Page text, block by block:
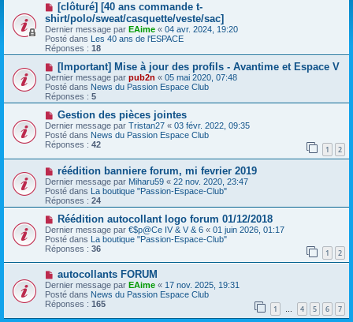
[clôturé] [40 ans commande t-
shirt/polo/sweat/casquette/veste/sac]
Dernier message par EAime « 04 avr. 2024, 19:20
Posté dans Les 40 ans de l'ESPACE
Réponses : 18
[Important] Mise à jour des profils - Avantime et Espace V
Dernier message par pub2n « 05 mai 2020, 07:48
Posté dans News du Passion Espace Club
Réponses : 5
Gestion des pièces jointes
Dernier message par Tristan27 « 03 févr. 2022, 09:35
Posté dans News du Passion Espace Club
Réponses : 42 1 2
réédition banniere forum, mi fevrier 2019
Dernier message par Miharu59 « 22 nov. 2020, 23:47
Posté dans La boutique "Passion-Espace-Club"
Réponses : 24
Réédition autocollant logo forum 01/12/2018
Dernier message par €$p@Ce IV & V & 6 « 01 juin 2026, 01:17
Posté dans La boutique "Passion-Espace-Club"
Réponses : 36 1 2
autocollants FORUM
Dernier message par EAime « 17 nov. 2025, 19:31
Posté dans News du Passion Espace Club
Réponses : 165 1 … 4 5 6 7